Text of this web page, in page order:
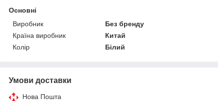
Основні
Виробник
Без бренду
Країна виробник
Китай
Колір
Білий
Умови доставки
Нова Пошта